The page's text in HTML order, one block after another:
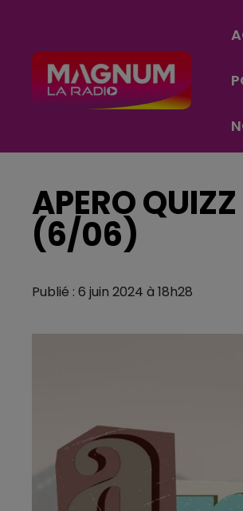
APERO
(6/06)
Publié : 6 juin 2024 à 18h28